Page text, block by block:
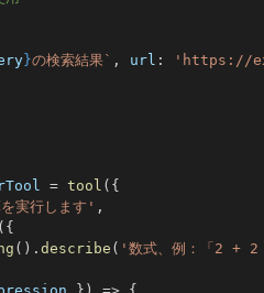
}の検索結果` , url :
'https://
= tool ( {
実行します' ,
( {
( ) . describe ( '数式、例：「2 +
} ) => {